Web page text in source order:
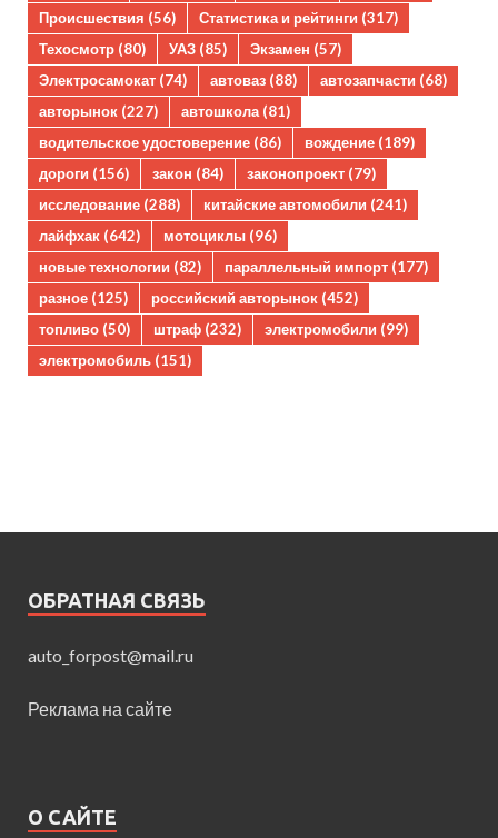
Происшествия (56) Статистика и рейтинги (317)
Техосмотр (80) УАЗ (85) Экзамен (57)
Электросамокат (74) автоваз (88) автозапчасти (68)
авторынок (227) автошкола(81)
водительское удостоверение (86) вождение (189)
дороги (156) закон (84) законопроект (79)
исследование (288) китайские автомобили (241)
лайфхак (642) мотоциклы (96)
новые технологии (82) параллельный импорт (177)
разное (125) российский авторынок (452)
топливо (50) штраф (232) электромобили (99)
электромобиль (151)
ОБРАТНАЯ СВЯЗЬ
auto_forpost@mail.ru
Реклама на сайте
О САЙТЕ